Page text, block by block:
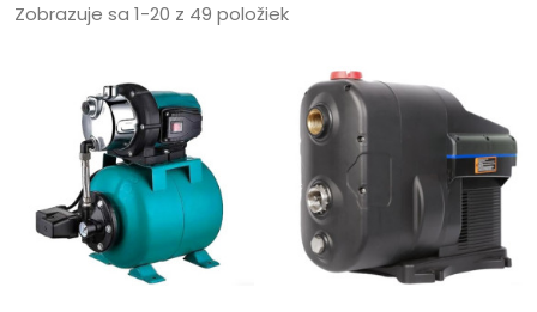
Zobrazuje sa 1-20 z 49 položiek